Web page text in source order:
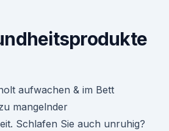
aufwachen & im Bett
mangelnder
Schlafen Sie auch unruhig?